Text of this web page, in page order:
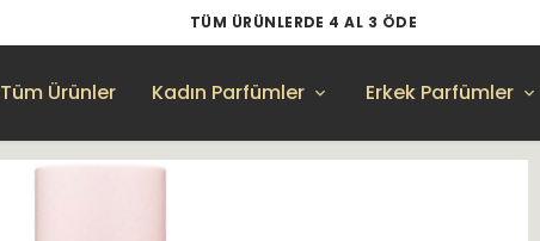
TÜM ÜRÜNLERDE 4 AL 3 ÖDE
Tüm Ürünler Kadın Parfümler Erkek Parfümler